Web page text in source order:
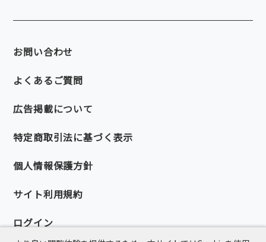
お問い合わせ
よくあるご質問
広告掲載について
特定商取引法に基づく表示
個人情報保護方針
サイト利用規約
ログイン